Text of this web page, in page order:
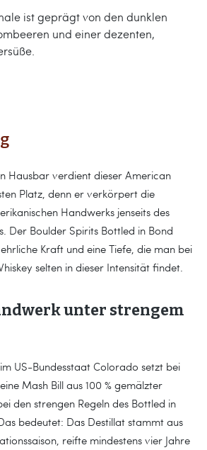
ist geprägt von den dunklen
und einer dezenten,
Hausbar verdient dieser American
Platz, denn er verkörpert die
Handwerks jenseits des
Der Boulder Spirits Bottled in Bond
Kraft und eine Tiefe, die man bei
selten in dieser Intensität findet.
unter strengem
im US-Bundesstaat Colorado setzt bei
Mash Bill aus 100 % gemälzter
den strengen Regeln des Bottled in
bedeutet: Das Destillat stammt aus
reifte mindestens vier Jahre